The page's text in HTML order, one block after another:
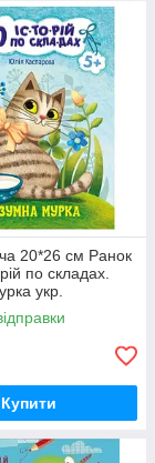
20*26 см Ранок
по складах.
укр.
Купити